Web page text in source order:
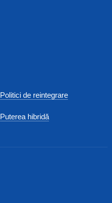
Politici de reintegrare
Puterea hibridă